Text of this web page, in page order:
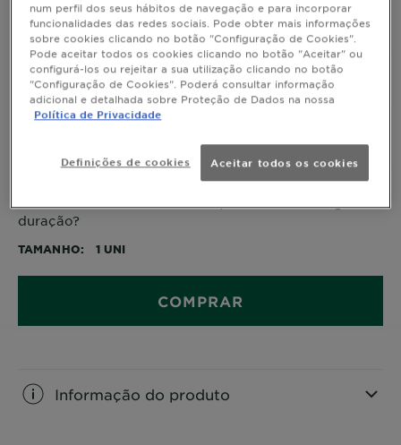
SIMULAR COR
Ver Tons Semelhantes
duração?
TAMANHO 1 UNI
COMPRAR
Informação do produto
num perfil dos seus hábitos de navegação e para incorporar
funcionalidades das redes sociais. Pode obter mais informações
sobre cookies clicando no botão "Configuração de Cookies".
Pode aceitar todos os cookies clicando no botão "Aceitar" ou
configurá-los ou rejeitar a sua utilização clicando no botão
"Configuração de Cookies". Poderá consultar informação
adicional e detalhada sobre Proteção de Dados na nossa
Política de Privacidade
Definições de cookies Aceitar todos os cookies